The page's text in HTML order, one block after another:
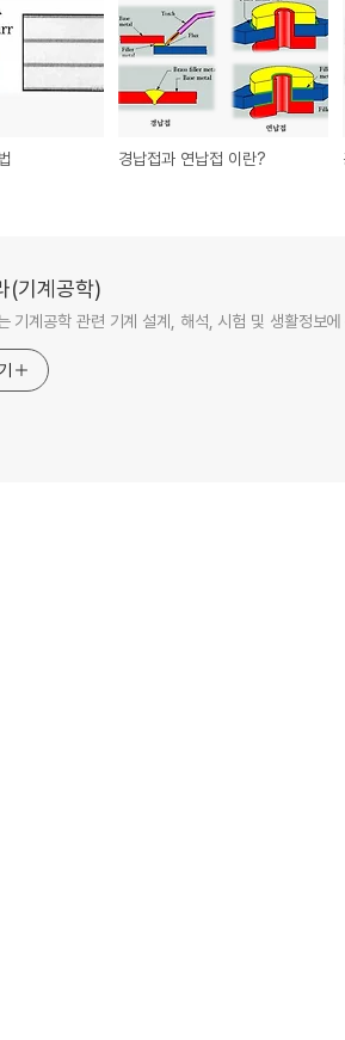
경납접과 연납접 이란?
(기계공학)
기계공학 관련 기계 설계, 해석, 시험 및 생활정보